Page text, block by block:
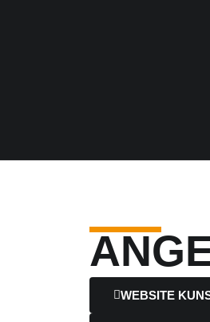
WEBSITE